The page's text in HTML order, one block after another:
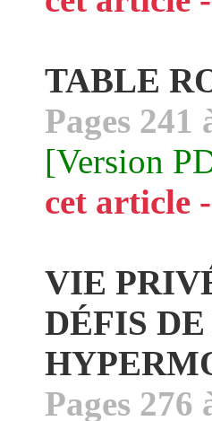
TABLE
Pages 241
[Version
cet article
VIE
DÉFIS
Pages 276